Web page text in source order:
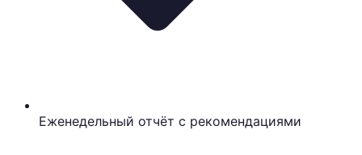
Еженедельный отчёт с рекомендациями